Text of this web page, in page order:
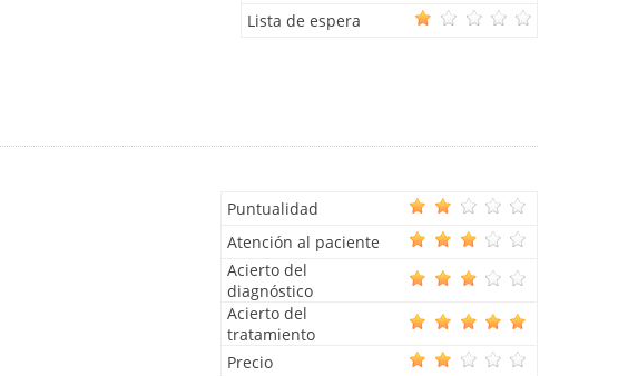
Lista de espera
Puntualidad
Atención al paciente
Acierto del
diagnóstico
Acierto del
tratamiento
Precio